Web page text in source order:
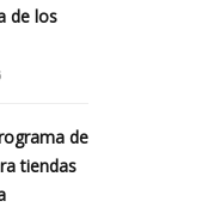
de los
de
tiendas